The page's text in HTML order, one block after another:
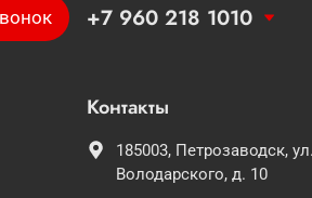
+7 960 218 1010
Контакты
185003, Петрозаводск,
Володарского, д. 10